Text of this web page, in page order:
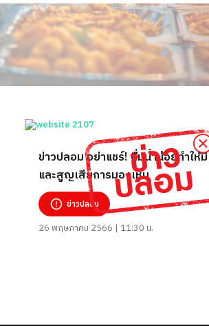
ข่าวปลอม อย่าแชร์! ดื่มน้ำน้อยทำให้
และสูญเสียการมองเห็น
ข่าวปลอม
26 พฤษภาคม 2566 | 11:30 น.